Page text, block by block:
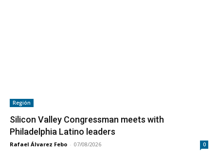
Región
Silicon Valley Congressman meets with
Philadelphia Latino leaders
Rafael Álvarez Febo - 07/08/2026 0